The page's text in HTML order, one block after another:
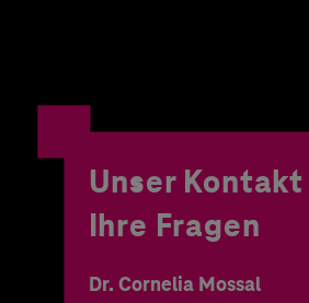
Unser
Ihre Fragen
Dr. Cornelia Mossal